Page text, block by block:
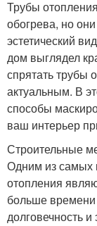
Трубы
обогрева, но
эстетический
дом выглядел
спрятать трубы
актуальным. В
способы
ваш интерьер
Строительные
Одним из самых
отопления
больше
долговечность и